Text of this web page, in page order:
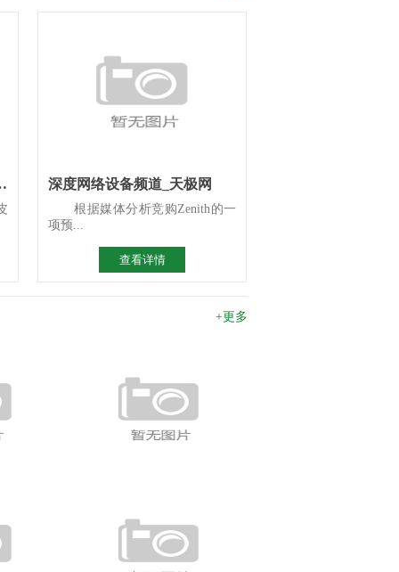
智能化选型指南 深度网络设备频道_天极网
根据媒体分析竞购Zenith的一
项预...
查看详情
+更多